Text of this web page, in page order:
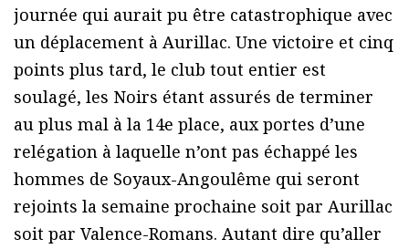
journée qui aurait pu être catastrophique avec
un déplacement à Aurillac. Une victoire et cinq
points plus tard, le club tout entier est
soulagé, les Noirs étant assurés de terminer
au plus mal à la 14e place, aux portes d’une
relégation à laquelle n’ont pas échappé les
hommes de Soyaux-Angoulême qui seront
rejoints la semaine prochaine soit par Aurillac
soit par Valence-Romans. Autant dire qu’aller